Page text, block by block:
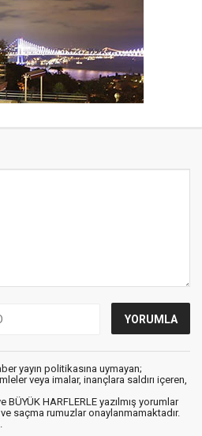
yayın politikasına uymayan;
veya imalar, inançlara saldırı içeren,
HARFLERLE yazılmış yorumlar
ve saçma rumuzlar onaylanmamaktadır.